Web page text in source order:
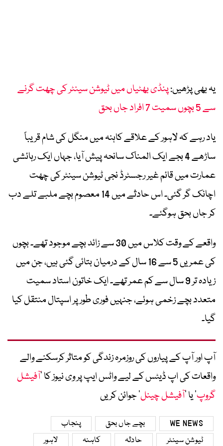
یہ بھی پڑھیں:پنڈی بھٹیاں میں ٹیوشن سینٹر کی چھت گرنے
سے 5 بچوں سمیت 7 افراد جاں بحق
یاد رہے کہ لاہور کے علاقے کاہنہ میں منگل کی شام قریباً
ساڑھے 4 بجے ایک المناک سانحہ پیش آیا، جہاں ایک رہائشی
عمارت میں قائم غیر رجسٹرڈ نجی ٹیوشن سینٹر کی چھت
اچانک گر گئی۔ اس حادثے میں 14 معصوم بچے ملبے تلے دب
کر جاں بحق ہوگئے۔
واقعے کے وقت کلاس میں 30 سے زائد بچے موجود تھے۔ بچوں
کی عمریں 5 سے 16 سال کے درمیان بتائی گئی ہیں، جن میں
زیادہ تر 9 سال سے کم عمر تھے۔ ایک خاتون استاد سمیت
متعدد بچے زخمی ہوئے، جنہیں فوری طور پر اسپتال منتقل کیا
گیا۔
آپ اور آپ کے پیاروں کی روزمرہ زندگی کو متاثر کرسکنے والے
واقعات کی اپ ڈیٹس کے لیے واٹس ایپ پر وی نیوز کا ’آفیشل
گروپ‘ یا ’آفیشل چینل‘ جوائن کریں
WE NEWS بچے جاں بحق
پنجاب
ٹیوشن سینٹر
حادثہ کاہنہ
لاہور